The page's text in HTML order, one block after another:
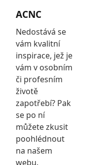
content
ACNC
Nedostává se
vám kvalitní
inspirace, jež je
vám v osobním
či profesním
životě
zapotřebí? Pak
se po ní
můžete zkusit
poohlédnout
na našem
webu.